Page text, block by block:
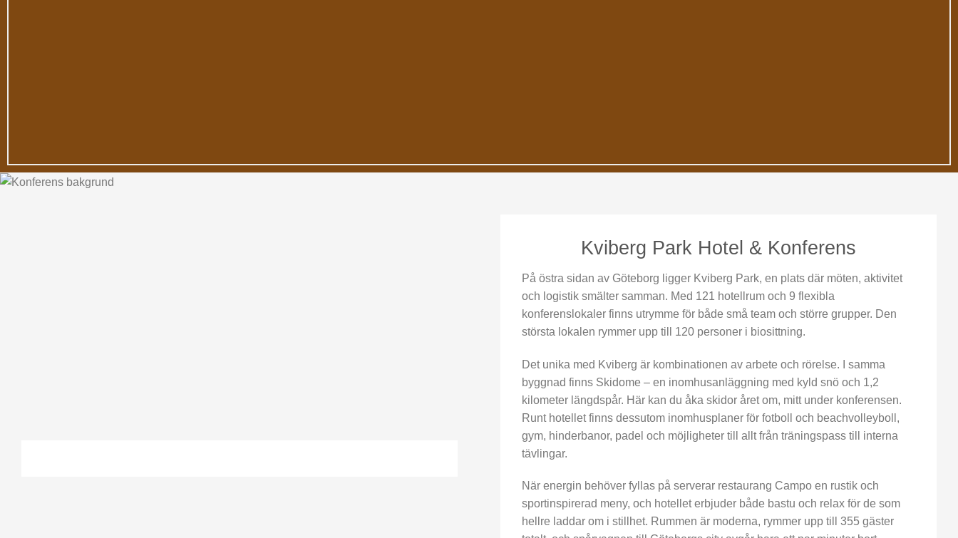
Kviberg Park Hotel & Konferens
På östra sidan av Göteborg ligger Kviberg Park, en plats där möten, aktivitet
och logistik smälter samman. Med 121 hotellrum och 9 flexibla
konferenslokaler finns utrymme för både små team och större grupper. Den
största lokalen rymmer upp till 120 personer i biosittning.
Det unika med Kviberg är kombinationen av arbete och rörelse. I samma
byggnad finns Skidome – en inomhusanläggning med kyld snö och 1,2
kilometer längdspår. Här kan du åka skidor året om, mitt under konferensen.
Runt hotellet finns dessutom inomhusplaner för fotboll och beachvolleyboll,
gym, hinderbanor, padel och möjligheter till allt från träningspass till interna
tävlingar.
När energin behöver fyllas på serverar restaurang Campo en rustik och
sportinspirerad meny, och hotellet erbjuder både bastu och relax för de som
hellre laddar om i stillhet. Rummen är moderna, rymmer upp till 355 gäster